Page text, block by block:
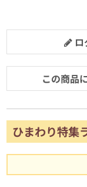
この商品
ひまわり特集